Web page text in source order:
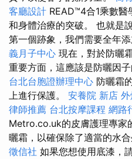
客廳設計 READ™4合1乘數
和身體治療的突破。 也就是
第一個跡象，我們需要全年添
義月子中心 現在，對於防曬
重要方面，這應該是防曬因子
台北台胞證辦理中心 防曬霜
上進行保護。 安養院 新店
律師推薦 台北按摩課程 網路
Metro.co.uk的皮膚護理專家
曬霜，以確保除了適當的水
徵信社 如果您想使用底漆，